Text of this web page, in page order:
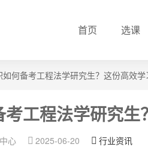
首页 选课
如何备考工程法学研究生？这份高效
考工程法学研究
心 2025-06-20 行业资讯